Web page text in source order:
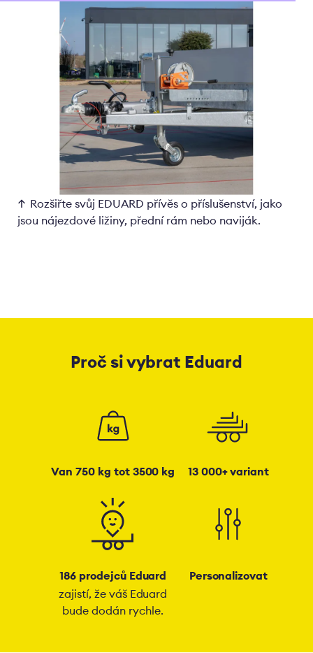
Rozšiřte svůj EDUARD přívěs o příslušenství, jako
jsou nájezdové ližiny, přední rám nebo naviják.
Proč si vybrat Eduard
Van 750 kg tot 3500 kg 13 000+ variant
186 prodejců Eduard
zajistí, že váš Eduard
bude dodán rychle.
Personalizovat